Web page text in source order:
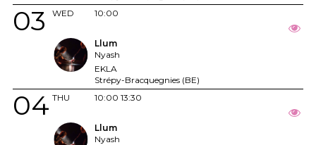
WED
03 10:00
Llum
Nyash
EKLA
Strépy-Bracquegnies (BE)
THU
04 10:00 13:30
Llum
Nyash